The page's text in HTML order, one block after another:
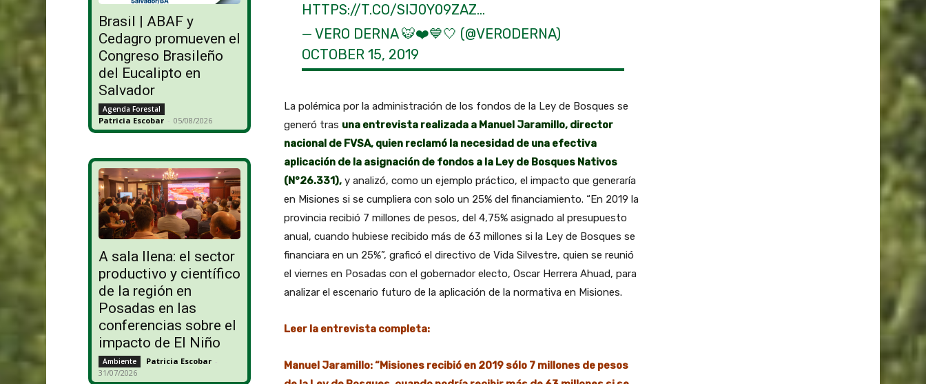
Brasil | ABAF y
Cedagro promueven el
Congreso Brasileño
del Eucalipto en
Salvador
Agenda Forestal
Patricia Escobar - 05/08/2026
A sala llena: el sector
productivo y científico
de la región en
Posadas en las
conferencias sobre el
impacto de El Niño
Ambiente Patricia Escobar -
31/07/2026
HTTPS://T.CO/SIJ0Y09ZAZ…
— VERO DERNA 🐯❤️💙🤍 (@VERODERNA)
OCTOBER 15, 2019
La polémica por la administración de los fondos de la Ley de Bosques se
generó tras una entrevista realizada a Manuel Jaramillo, director
nacional de FVSA, quien reclamó la necesidad de una efectiva
aplicación de la asignación de fondos a la Ley de Bosques Nativos
(N°26.331), y analizó, como un ejemplo práctico, el impacto que generaría
en Misiones si se cumpliera con solo un 25% del financiamiento. “En 2019 la
provincia recibió 7 millones de pesos, del 4,75% asignado al presupuesto
anual, cuando hubiese recibido más de 63 millones si la Ley de Bosques se
financiara en un 25%”, graficó el directivo de Vida Silvestre, quien se reunió
el viernes en Posadas con el gobernador electo, Oscar Herrera Ahuad, para
analizar el escenario futuro de la aplicación de la normativa en Misiones.
Leer la entrevista completa:
Manuel Jaramillo: “Misiones recibió en 2019 sólo 7 millones de pesos